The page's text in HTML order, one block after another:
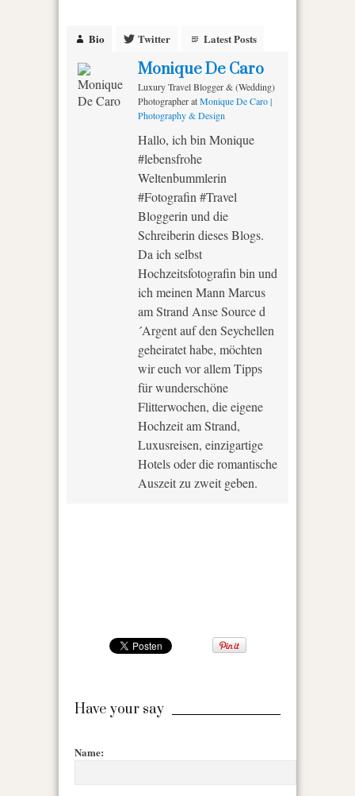
Bio Twitter Latest Posts
Monique De Caro
Luxury Travel Blogger & (Wedding)
PhotographeratMonique De Caro |
Photography & Design
Hallo, ich bin Monique
#lebensfrohe
Weltenbummlerin
#Fotografin #Travel
Bloggerin und die
Schreiberin dieses Blogs.
Da ich selbst
Hochzeitsfotografin bin und
ich meinen Mann Marcus
am Strand Anse Source d
´Argent auf den Seychellen
geheiratet habe, möchten
wir euch vor allem Tipps
für wunderschöne
Flitterwochen, die eigene
Hochzeit am Strand,
Luxusreisen, einzigartige
Hotels oder die romantische
Auszeit zu zweit geben.
Have your say
Name: